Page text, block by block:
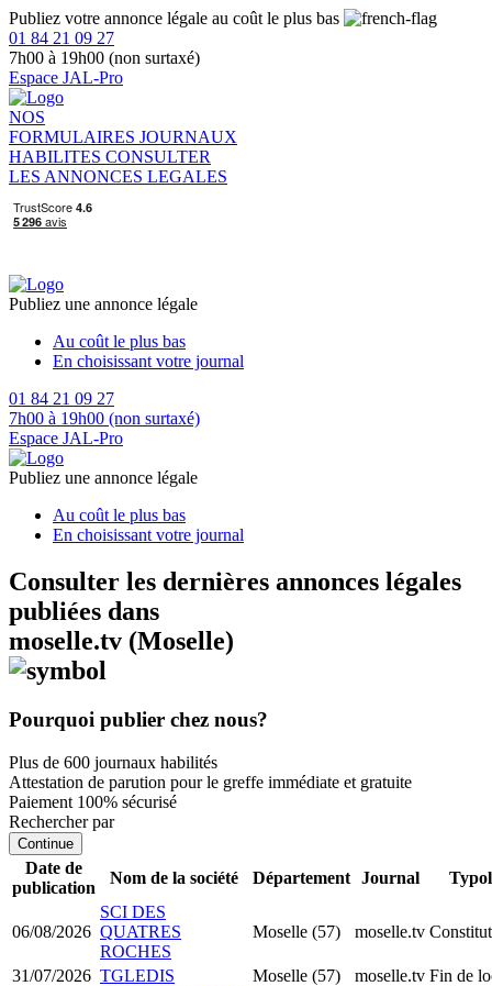
Publiez votre annonce légale au coût le plus bas
01 84 21 09 27
7h00 à 19h00 (non surtaxé)
Espace JAL-Pro
NOS
FORMULAIRES JOURNAUX
HABILITES CONSULTER
LES ANNONCES LEGALES
Publiez une annonce légale
Au coût le plus bas
En choisissant votre journal
01 84 21 09 27
7h00 à 19h00 (non surtaxé)
Espace JAL-Pro
Publiez une annonce légale
Au coût le plus bas
En choisissant votre journal
Consulter les dernières annonces légales
publiées dans
moselle.tv (Moselle)
Pourquoi publier chez nous?
Plus de 600 journaux habilités
Attestation de parution pour le greffe immédiate et gratuite
Paiement 100% sécurisé
Rechercher par
Continue
Date de
publication
Nom de la société Département Journal
06/08/2026
SCI DES
QUATRES
ROCHES
Moselle (57) moselle.tv
31/07/2026 TGLEDIS Moselle (57) moselle.tv Fin de